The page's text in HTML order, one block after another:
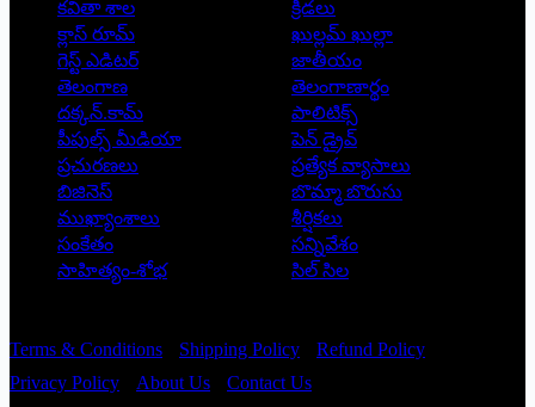
కవితా శాల
క్రీడలు
క్లాస్ రూమ్
ఖుల్లమ్ ఖుల్లా
గెస్ట్ ఎడిటర్
జాతీయం
తెలంగాణ
తెలంగాణార్థం
దక్కన్.కామ్
పాలిటిక్స్
పీపుల్స్ ‌మీడియా
పెన్ డ్రైవ్
ప్రచురణలు
ప్రత్యేక వ్యాసాలు
బిజినెస్
బొమ్మా బొరుసు
ముఖ్యాంశాలు
శీర్షికలు
సంకేతం
సన్నివేశం
సాహిత్యం-శోభ
సిల్ సిల
Terms & Conditions Shipping Policy
Refund Policy
Privacy Policy
About Us Contact Us